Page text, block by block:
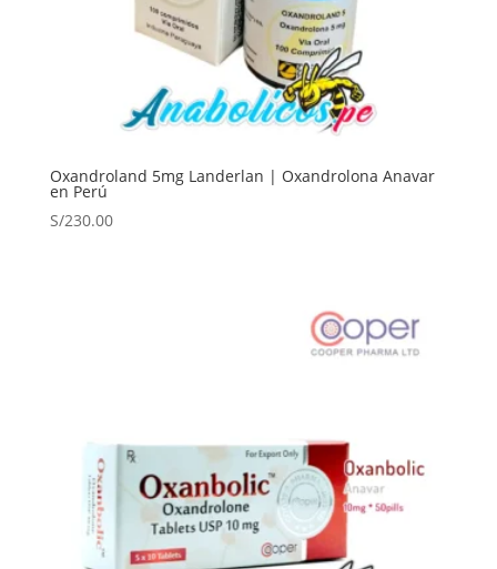
Oxandroland 5mg Landerlan | Oxandrolona Anavar
en Perú
S/230.00